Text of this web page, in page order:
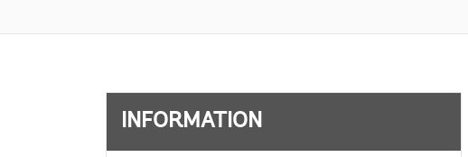
INFORMATION